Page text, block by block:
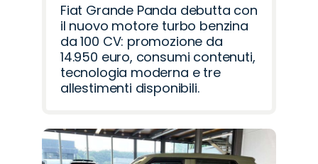
Fiat Grande Panda debutta con
il nuovo motore turbo benzina
da 100 CV: promozione da
14.950 euro, consumi contenuti,
tecnologia moderna e tre
allestimenti disponibili.